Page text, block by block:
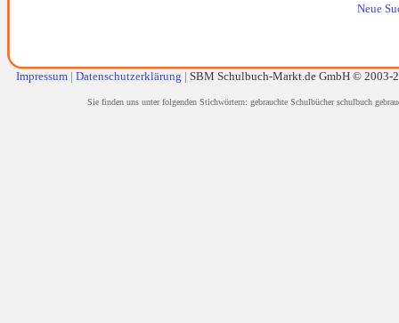
Neue
Impressum | Datenschutzerklärung | SBM Schulbuch-Markt.de GmbH © 2003-
Sie finden uns unter folgenden Stichwörtern: gebrauchte Schulbücher schulbuch